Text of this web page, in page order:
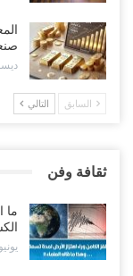
ديسمبر
السابق التالي
ثقافة وفن
يونيو 3, 2025